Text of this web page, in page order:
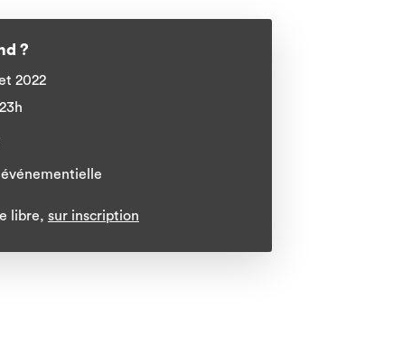
?
2022
événementielle
libre, sur inscription